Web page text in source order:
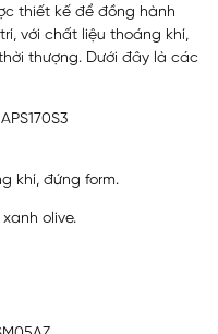
thiết kế để đồng hành
với chất liệu thoáng khí,
thượng. Dưới đây là các
khí, đứng form.
olive.